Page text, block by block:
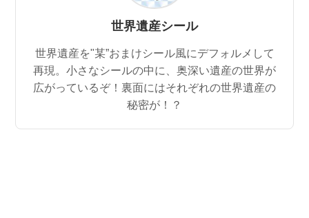
世界遺産シール
世界遺産を"某”おまけシール風にデフォルメして
再現。小さなシールの中に、奥深い遺産の世界が
広がっているぞ！裏面にはそれぞれの世界遺産の
秘密が！？